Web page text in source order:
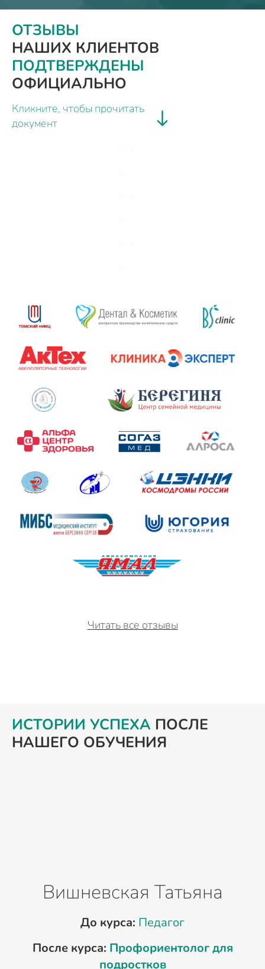
ОТЗЫВЫ
НАШИХ КЛИЕНТОВ
ПОДТВЕРЖДЕНЫ
ОФИЦИАЛЬНО
Кликните, чтобы прочитать
документ
Читать все отзывы
ИСТОРИИ УСПЕХА ПОСЛЕ
НАШЕГО ОБУЧЕНИЯ
Вишневская Татьяна
До курса: Педагог
После курса: Профориентолог для
подростков